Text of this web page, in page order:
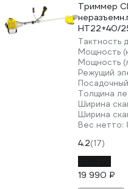
Триммер
HT22+40/
T463S-2
Тактность
Мощность
Мощность
Режущий
Толщина
Ширина
Ширина
Вес нетто:
4.2(17)
19 990 ₽